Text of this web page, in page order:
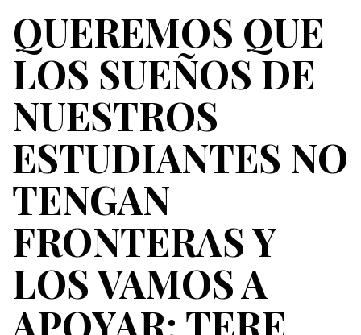
QUEREMOS QUE
LOS SUEÑOS DE
NUESTROS
ESTUDIANTES NO
TENGAN
FRONTERAS Y
LOS VAMOS A
APOYAR: TERE